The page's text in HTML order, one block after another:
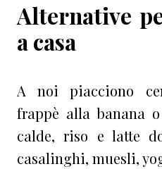
Alternative
a casa
A noi piacciono
frappè alla banana
calde, riso e latte
casalinghi, muesli,